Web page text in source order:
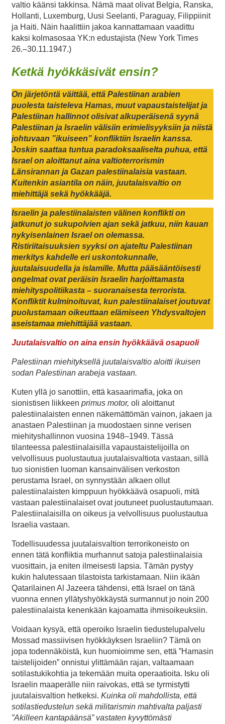
valtio käänsi takkinsa. Nämä maat olivat Belgia, Ranska,
Hollanti, Luxemburg, Uusi Seelanti, Paraguay, Filippiinit
ja Haiti. Näin haalittiin jakoa kannattamaan vaadittu
kaksi kolmasosaa YK:n edustajista (New York Times
26.–30.11.1947.)
Ketkä hyökkäsivät ensin?
On järjetöntä väittää, että Palestiinan arabien
puolesta taisteleva Hamas, muut vapaustaistelijat ja
Palestiinan hallinnot olisivat alkuperäisenä syynä
Palestiinan ja Israelin välisiin erimielisyyksiin ja niistä
johtuvaan ”ikuiseen” konfliktiin Israelin kanssa.
Joskin saattaa tuntua paradoksaaliselta puhua, että
Israel on aloittanut aina valtioterrorismin
Länsirannan ja Gazan palestiinalaisia vastaan.
Kuitenkin asiantila on näin, juutalaisvaltio on
miehittäjä sekä hyökkääjä.
Israelin ja palestiinalaisten välinen konflikti on
jatkunut jo sukupolvien ajan sekä jatkuu, niin kauan
nykyisenlainen Israel on olemassa.
Ristiriitaisuuksien syyksi on ajateltu Palestiinan
merkitys kahdelle eri uskontokunnalle,
juutalaisuudella ja islamille. Mutta pääsääntöisesti
ongelmat ovat peräisin Israelin harjoittamasta
miehityspolitiikasta – suoranaisesta terrorista.
Konfliktit kulminoituvat, kun palestiinalaiset joutuvat
puolustamaan oikeuttaan elämiseen Yhdysvaltojen
aseistamaa miehittäjää vastaan.
Juutalaisvaltio on aina ensin hyökkäävä osapuoli
Palestiinan miehityksellä juutalaisvaltio aloitti ikuisen
sodan Palestiinan arabeja vastaan.
Kuten yllä jo sanottiin, että kasaarimafia, joka on
sionistisen liikkeen primus motor, oli aloittanut
palestiinalaisten ennen näkemättömän vainon, jakaen ja
anastaen Palestiinan ja muodostaen sinne verisen
miehityshallinnon vuosina 1948–1949. Tässä
tilanteessa palestiinalaisilla vapaustaistelijoilla on
velvollisuus puolustautua juutalaisvaltiota vastaan, sillä
tuo sionistien luoman kansainvälisen verkoston
perustama Israel, on synnystään alkaen ollut
palestiinalaisten kimppuun hyökkäävä osapuoli, mitä
vastaan palestiinalaiset ovat joutuneet puolustautumaan.
Palestiinalaisilla on oikeus ja velvollisuus puolustautua
Israelia vastaan.
Todellisuudessa juutalaisvaltion terrorikoneisto on
ennen tätä konfliktia murhannut satoja palestiinalaisia
vuosittain, ja eniten ilmeisesti lapsia. Tämän pystyy
kukin halutessaan tilastoista tarkistamaan. Niin ikään
Qatarilainen Al Jazeera tähdensi, että Israel on tänä
vuonna ennen yllätyshyökkäystä surmannut jo noin 200
palestiinalaista kenenkään kajoamatta ihmisoikeuksiin.
Voidaan kysyä, että operoiko Israelin tiedustelupalvelu
Mossad massiivisen hyökkäyksen Israeliin? Tämä on
jopa todennäköistä, kun huomioimme sen, että ”Hamasin
taistelijoiden” onnistui ylittämään rajan, valtaamaan
sotilastukikohtia ja tekemään muita operaatioita. Isku oli
Israelin maaperälle niin raivokas, että se tyrmistytti
juutalaisvaltion hetkeksi. Kuinka oli mahdollista, että
sotilastiedustelun sekä militarismin mahtivalta paljasti
”Akilleen kantapäänsä” vastaten kyvyttömästi